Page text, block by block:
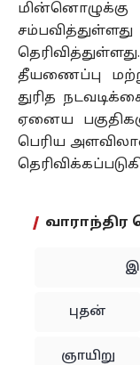
தெரிவித்துள்ளது.
தீயணைப்பு
துரித
ஏனைய
பெரிய
வாராந்திர
புதன்
ஞாயிறு